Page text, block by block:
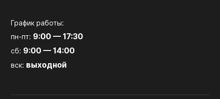
График работы:
пн-пт: 9:00 — 17:30
сб: 9:00 — 14:00
вск: выходной